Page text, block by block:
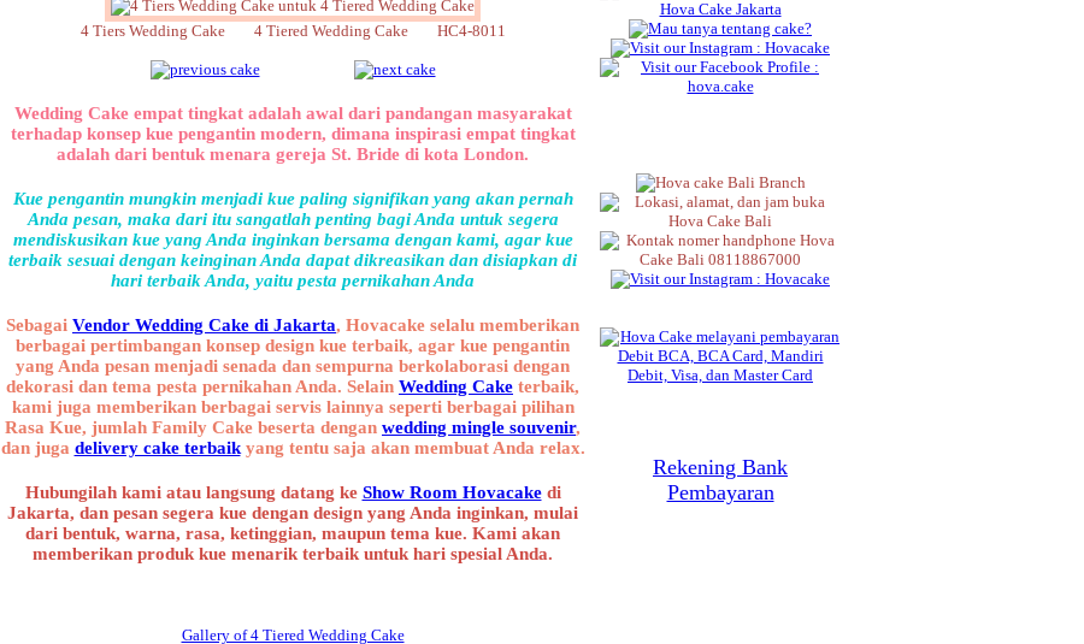
4 Tiers Wedding Cake 4 Tiered Wedding Cake HC4-8011
Wedding Cake empat tingkat adalah awal dari pandangan masyarakat
terhadap konsep kue pengantin modern, dimana inspirasi empat tingkat
adalah dari bentuk menara gereja St. Bride di kota London.
Kue pengantin mungkin menjadi kue paling signifikan yang akan pernah
Anda pesan, maka dari itu sangatlah penting bagi Anda untuk segera
mendiskusikan kue yang Anda inginkan bersama dengan kami, agar kue
terbaik sesuai dengan keinginan Anda dapat dikreasikan dan disiapkan di
hari terbaik Anda, yaitu pesta pernikahan Anda
Sebagai Vendor Wedding Cake di Jakarta, Hovacake selalu memberikan
berbagai pertimbangan konsep design kue terbaik, agar kue pengantin
yang Anda pesan menjadi senada dan sempurna berkolaborasi dengan
dekorasi dan tema pesta pernikahan Anda. Selain Wedding Cake terbaik,
kami juga memberikan berbagai servis lainnya seperti berbagai pilihan
Rasa Kue, jumlah Family Cake beserta dengan wedding mingle souvenir,
dan juga delivery cake terbaikyang tentu saja akan membuat Anda relax.
Hubungilah kami atau langsung datang ke Show Room Hovacakedi
Jakarta, dan pesan segera kue dengan design yang Anda inginkan, mulai
dari bentuk, warna, rasa, ketinggian, maupun tema kue. Kami akan
memberikan produk kue menarik terbaik untuk hari spesial Anda.
Gallery of 4 Tiered Wedding Cake
Rekening Bank
Pembayaran